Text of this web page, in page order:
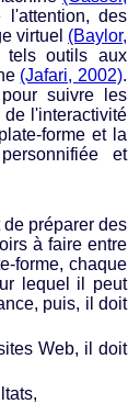
l'attention, des
virtuel (Baylor,
tels outils aux
(Jafari, 2002).
suivre les
l'interactivité
forme et la
et
préparer des
à faire entre
forme, chaque
lequel il peut
puis, il doit
Web, il doit